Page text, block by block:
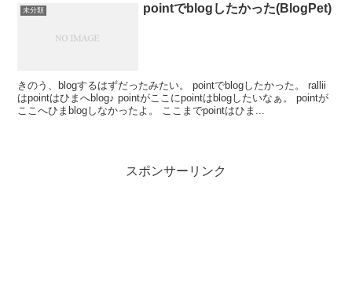
未分類 pointでblogしたかった(BlogPet)
きのう、blogするはずだったみたい。 pointでblogしたかった。 rallii
はpointはひまへblog♪ pointがここにpointはblogしたいなぁ。 pointが
ここへひまblogしなかったよ。 ここまでpointはひま...
スポンサーリンク